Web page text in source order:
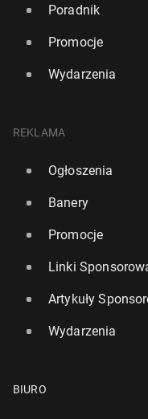
Wielka Bry­ta­nia
dla osób poniżej 16.
Poradnik
Promocje
Wydarzenia
REKLAMA
Ogłoszenia
Banery
Promocje
Linki
Artykuły
Wydarzenia
BIURO